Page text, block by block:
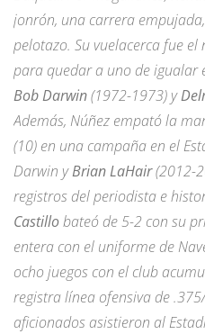
jonrón, una carrera
pelotazo. Su vuelacerca fue
para quedar a uno de igualar
Bob Darwin(1972-1973) y
Además, Núñez empató la
(10) en una campaña en el
Darwin yBrian LaHair(2012-
registros del periodista e
Castillobateó de 5-2 con su
entera con el uniforme de
ocho juegos con el club
registra línea ofensiva de
aficionados asistieron al